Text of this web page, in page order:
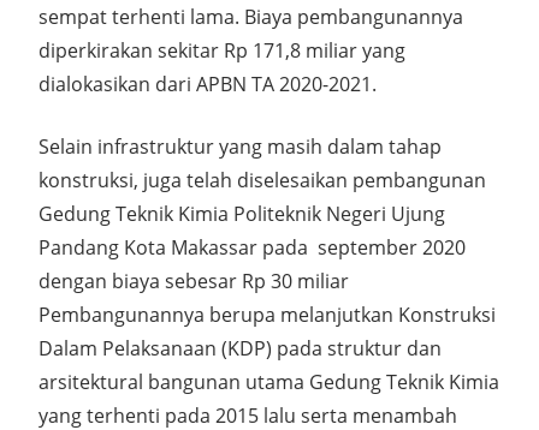
sempat terhenti lama. Biaya pembangunannya
diperkirakan sekitar Rp 171,8 miliar yang
dialokasikan dari APBN TA 2020-2021.
Selain infrastruktur yang masih dalam tahap
konstruksi, juga telah diselesaikan pembangunan
Gedung Teknik Kimia Politeknik Negeri Ujung
Pandang Kota Makassar pada september 2020
dengan biaya sebesar Rp 30 miliar
Pembangunannya berupa melanjutkan Konstruksi
Dalam Pelaksanaan (KDP) pada struktur dan
arsitektural bangunan utama Gedung Teknik Kimia
yang terhenti pada 2015 lalu serta menambah